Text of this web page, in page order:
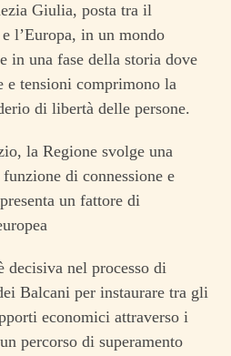
Giulia, posta tra il
l’Europa, in un mondo
in una fase della storia dove
e tensioni comprimono la
di libertà delle persone.
la Regione svolge una
di connessione e
un fattore di
decisiva nel processo di
Balcani per instaurare tra gli
economici attraverso i
percorso di superamento